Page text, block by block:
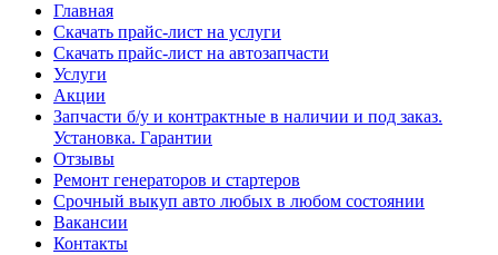
Главная
Скачать прайс-лист на услуги
Скачать прайс-лист на автозапчасти
Услуги
Акции
Запчасти б/у и контрактные в наличии и под заказ.
Установка. Гарантии
Отзывы
Ремонт генераторов и стартеров
Cрочный выкуп авто любых в любом состоянии
Вакансии
Контакты